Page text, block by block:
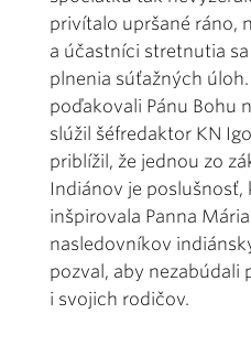
privítalo upršané ráno,
a účastníci stretnutia
plnenia súťažných
poďakovali Pánu Bohu
slúžil šéfredaktor KN
priblížil, že jednou zo
Indiánov je poslušnosť,
inšpirovala Panna
nasledovníkov
pozval, aby nezabúdali
i svojich rodičov.